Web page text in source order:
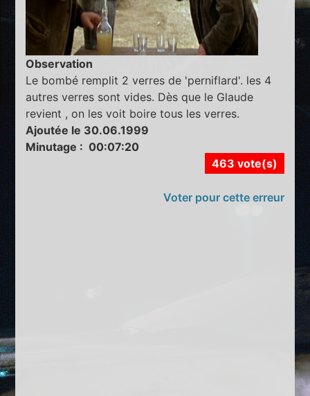
Observation
Le bombé remplit 2 verres de 'perniflard'. les 4
autres verres sont vides. Dès que le Glaude
revient , on les voit boire tous les verres.
Ajoutée le 30.06.1999
Minutage : 00:07:20
463 vote(s)
Voter pour cette erreur